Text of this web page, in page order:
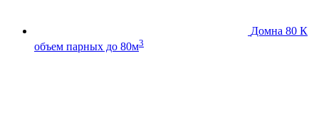
Домна 80 К
объем парных до 80м3